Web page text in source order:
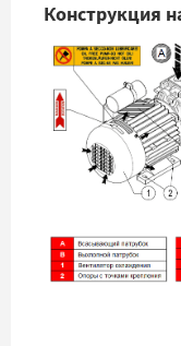
Конструкция